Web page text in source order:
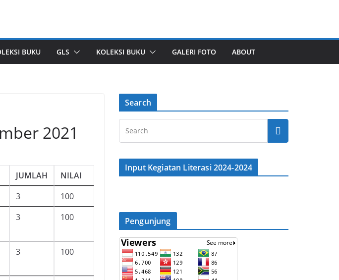
BUKU GLS KOLEKSI BUKU GALERI FOTO ABOUT
2021
JUMLAH
NILAI
3
100
3 100
3 100
Search
Input Kegiatan Literasi 2024-2024
Pengunjung